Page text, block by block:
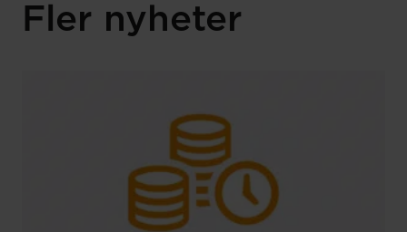
Fler nyheter